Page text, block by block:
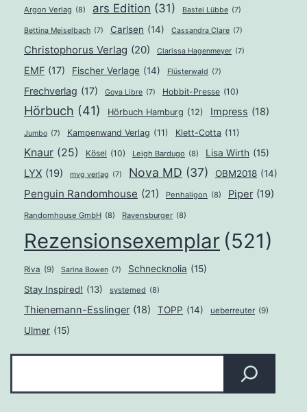
Daniela
Hirschi
Argon Verlag (8) ars Edition (31) Bastei Lübbe (7)
Bettina Meiselbach (7) Carlsen (14) Cassandra Clare (7)
Christophorus Verlag (20) Clarissa Hagenmeyer (7)
EMF (17) Fischer Verlage (14) Flüsterwald (7)
Frechverlag (17) Goya Libre (7) Hobbit-Presse (10)
Hörbuch (41) Hörbuch Hamburg (12) Impress (18)
Jumbo (7) Kampenwand Verlag (11) Klett-Cotta (11)
Knaur (25) Kösel (10) Leigh Bardugo (8) Lisa Wirth (15)
LYX (19) mvg verlag (7) Nova MD (37) OBM2018 (14)
Penguin Randomhouse (21) Penhaligon (8) Piper (19)
Randomhouse GmbH (8) Ravensburger (8)
Rezensionsexemplar (521)
Riva (9) Sarina Bowen (7) Schnecknolia (15)
Stay Inspired! (13) systemed (8)
Thienemann-Esslinger (18) TOPP (14) ueberreuter (9)
Ulmer (15)